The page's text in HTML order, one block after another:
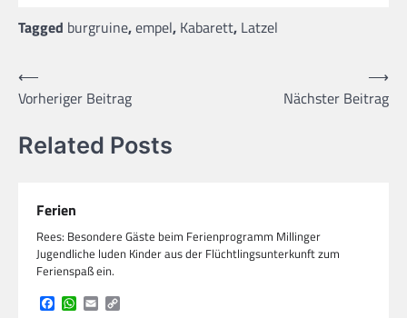
Tagged burgruine,empel, Kabarett, Latzel
Beitragsnavigation
⟵
Vorheriger Beitrag
Nächster Beitrag
⟶
Related Posts
Ferien
Rees: Besondere Gäste beim Ferienprogramm Millinger
Jugendliche luden Kinder aus der Flüchtlingsunterkunft zum
Ferienspaß ein.
Facebook
WhatsApp
Email